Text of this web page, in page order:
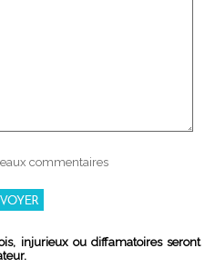
commentaires
injurieux ou diffamatoires seront